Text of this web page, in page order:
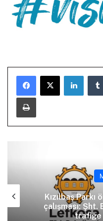
Yazdır
Kızılbaş
çalışması:
trafiğe